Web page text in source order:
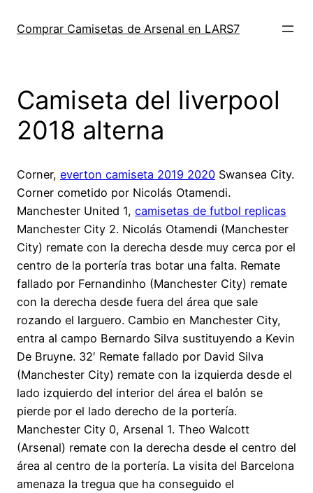
Comprar Camisetas de Arsenal en LARS7
Camiseta del liverpool
2018 alterna
Corner, everton camiseta 2019 2020 Swansea City.
Corner cometido por Nicolás Otamendi.
Manchester United 1, camisetas de futbol replicas
Manchester City 2. Nicolás Otamendi (Manchester
City) remate con la derecha desde muy cerca por el
centro de la portería tras botar una falta. Remate
fallado por Fernandinho (Manchester City) remate
con la derecha desde fuera del área que sale
rozando el larguero. Cambio en Manchester City,
entra al campo Bernardo Silva sustituyendo a Kevin
De Bruyne. 32′ Remate fallado por David Silva
(Manchester City) remate con la izquierda desde el
lado izquierdo del interior del área el balón se
pierde por el lado derecho de la portería.
Manchester City 0, Arsenal 1. Theo Walcott
(Arsenal) remate con la derecha desde el centro del
área al centro de la portería. La visita del Barcelona
amenaza la tregua que ha conseguido el